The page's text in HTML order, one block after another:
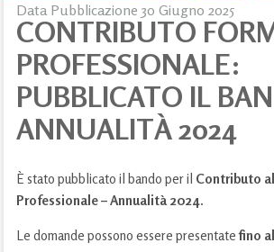
Data Pubblicazione 30 Giugno 2025
CONTRIBUTO
PROFESSIONALE:
PUBBLICATO IL
ANNUALITÀ 2024
È stato pubblicato il bando per il Contributo
Professionale – Annualità 2024.
Le domande possono essere presentatefino